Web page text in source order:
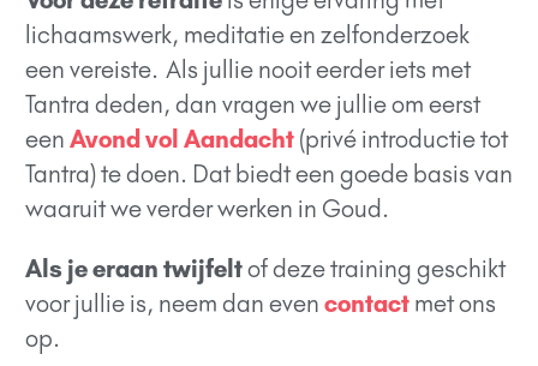
lichaamswerk, meditatie en zelfonderzoek
een vereiste. Als jullie nooit eerder iets met
Tantra deden, dan vragen we jullie om eerst
een Avond vol Aandacht (privé introductie tot
Tantra) te doen. Dat biedt een goede basis van
waaruit we verder werken in Goud.
Als je eraan twijfeltof deze training geschikt
voor jullie is, neem dan even contact met ons
op.